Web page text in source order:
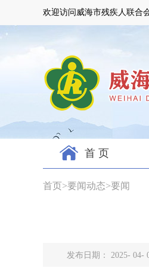
欢迎访问威海市残疾人联合
首 页
首页>要闻动态>要闻
发布日期： 2025- 04-